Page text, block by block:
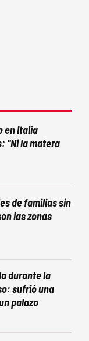
en Italia
"Ni la matera
de familias sin
las zonas
durante la
sufrió una
palazo